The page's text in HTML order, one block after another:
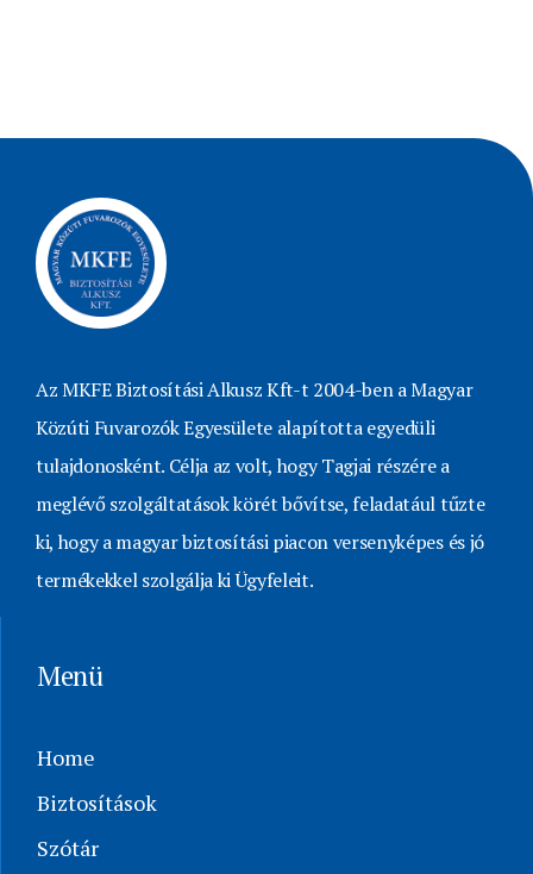
Az MKFE Biztosítási Alkusz Kft-t 2004-ben a Magyar
Közúti Fuvarozók Egyesülete alapította egyedüli
tulajdonosként. Célja az volt, hogy Tagjai részére a
meglévő szolgáltatások körét bővítse, feladatául tűzte
ki, hogy a magyar biztosítási piacon versenyképes és jó
termékekkel szolgálja ki Ügyfeleit.
Menü
Home
Biztosítások
Szótár